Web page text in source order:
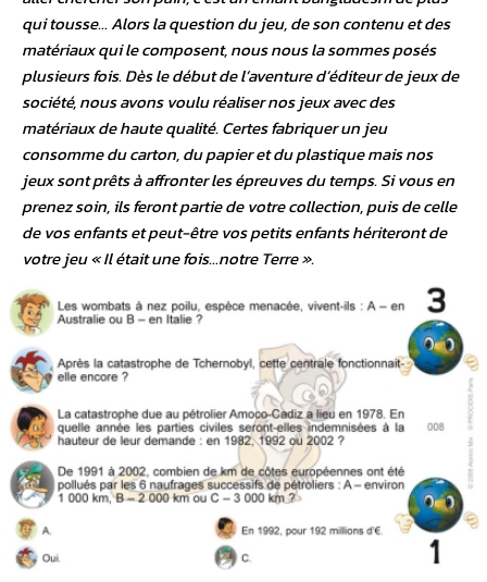
qui tousse… Alors la question du jeu, de son contenu et des
matériaux qui le composent, nous nous la sommes posés
plusieurs fois. Dès le début de l’aventure d’éditeur de jeux de
société, nous avons voulu réaliser nos jeux avec des
matériaux de haute qualité. Certes fabriquer un jeu
consomme du carton, du papier et du plastique mais nos
jeux sont prêts à affronter les épreuves du temps. Si vous en
prenez soin, ils feront partie de votre collection, puis de celle
de vos enfants et peut-être vos petits enfants hériteront de
votre jeu « Il était une fois…notre Terre ».